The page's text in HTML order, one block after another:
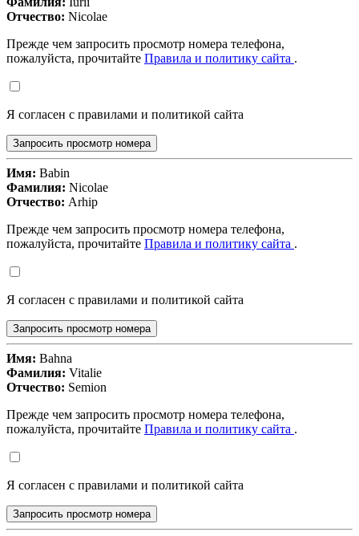
Отчество: Nicolae
Прежде чем запросить просмотр номера телефона,
пожалуйста, прочитайте Правила и политику сайта .
Я согласен с правилами и политикой сайта
Запросить просмотр номера
Имя: Babin
Фамилия: Nicolae
Отчество: Arhip
Прежде чем запросить просмотр номера телефона,
пожалуйста, прочитайте Правила и политику сайта .
Я согласен с правилами и политикой сайта
Запросить просмотр номера
Имя: Bahna
Фамилия: Vitalie
Отчество: Semion
Прежде чем запросить просмотр номера телефона,
пожалуйста, прочитайте Правила и политику сайта .
Я согласен с правилами и политикой сайта
Запросить просмотр номера